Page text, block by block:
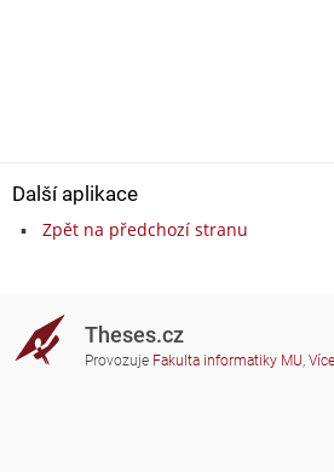
Další aplikace
Zpět na předchozí stranu
Theses.cz
Provozuje Fakulta informatiky MU,